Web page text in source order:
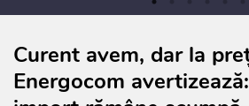
Curent avem, dar la
Energocom